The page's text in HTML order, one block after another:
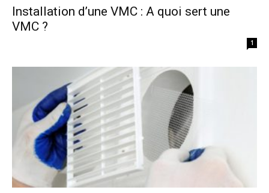
Installation d’une VMC : A quoi sert une
VMC ?
1